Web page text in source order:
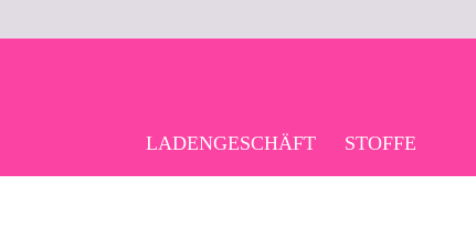
LADENGESCHÄFT STOFFE